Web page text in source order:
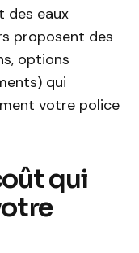
des eaux
proposent des
options
qui
votre police
qui